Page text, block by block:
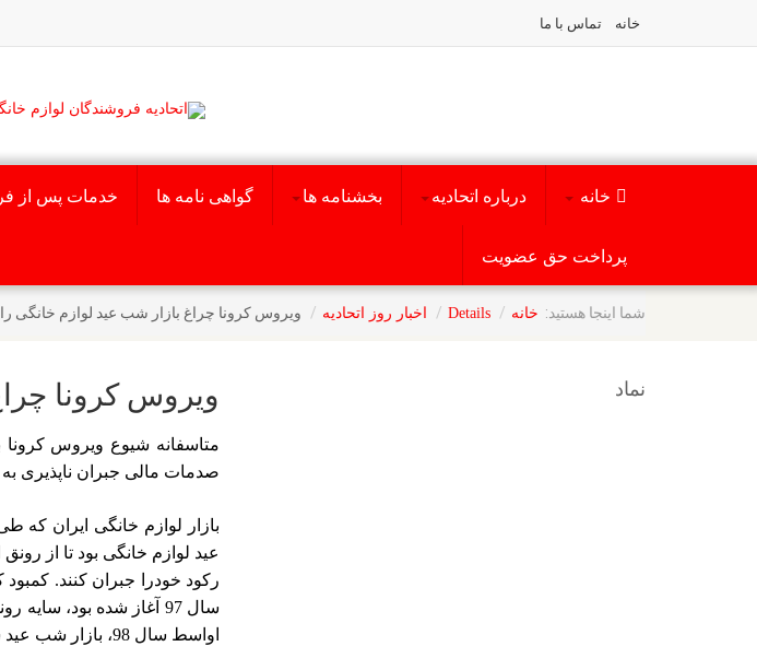
خانه تماس با ما
خانه درباره اتحادیه بخشنامه ها گواهی نامه ها خدمات پس از
پرداخت حق عضویت
شما اینجا هستید: خانه Details اخبار روز اتحادیه ویروس کرونا چراغ بازار شب عید لوازم خانگی
ویروس کرونا
متاسفانه شیوع ویروس
صدمات مالی جبران ناپذیری
عید لوازم خانگی بود تا از
رکود خودرا جبران کنند. کمبود
سال 97 آغاز شده بود،
اواسط سال 98، بازار شب عید شاهد رونق نسبی باشد.
نماد